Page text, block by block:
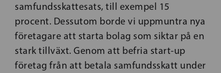
samfundsskattesats, till exempel 15
procent. Dessutom borde vi uppmuntra nya
företagare att starta bolag som siktar på en
stark tillväxt. Genom att befria start-up
företag från att betala samfundsskatt under